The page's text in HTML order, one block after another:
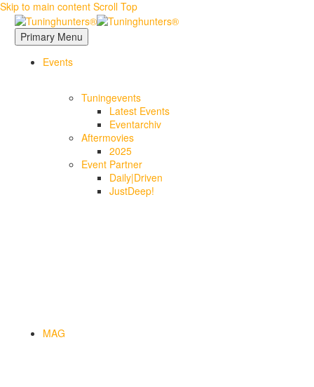
Skip to main content Scroll Top
Primary Menu
Events
Tuningevents
Latest Events
Eventarchiv
Aftermovies
2025
Event Partner
Daily|Driven
JustDeep!
MAG